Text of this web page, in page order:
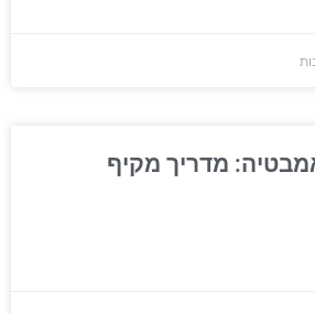
מדריך מקיף